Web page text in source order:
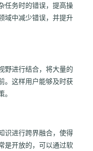
任务时的错误，提高操
域中减少错误，并提升
野进行结合，将大量的
。这样用户能够及时获
识进行跨界融合，使得
是开放的，可以通过软